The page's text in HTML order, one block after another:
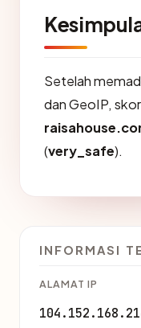
Setelah
dan GeoIP,
(very_safe).
INFORMASI
ALAMAT IP